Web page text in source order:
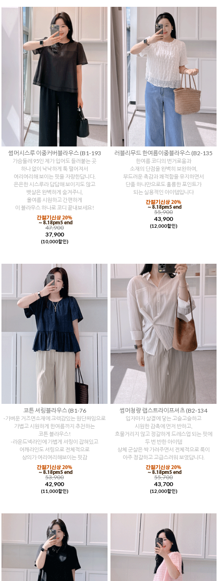
썸머시스루 이중커버블라우스 (B1-193
가슴둘레 95인 제가 입어도 들러붙는 곳
하나 없이 낙낙하게 툭 떨어져서
여리여리해 보이는 핏을 자랑한답니다.
은은한 시스루라 답답해 보이지도 않고
뱃살은 완벽하게 숨겨주니,
올여름 시원하고 간편하게
이 블라우스 하나로 코디 끝내보세요!
47,900
37,900
(10,000할인)
러블리무드 한여름이중블라우스 (B2-135
한여름 코디의 번거로움과
소재의 단점을 완벽히 보완하여,
부드러운 촉감과 쾌적함을 유지하면서
단품 하나만으로도 훌륭한 포인트가
되는 실용적인 아이템입니다
55,900
43,900
(12,000할인)
코튼 셔링블라우스 (B1-76
-가벼운 거즈면소재에 크렉감있는 원단짜임으로
가볍고 시원하게 한여름까지 추천하는
코튼 블라우스!
-라운드넥라인에 가볍게 셔링이 잡혀있고
어깨라인도 셔링으로 전체적으로
상의가 여리여리해보이는 핏감
53,900
42,900
(11,000할인)
썸머청량 랩스트라이프셔츠 (B2-134
입자마자 살결에 닿는 고슬고슬하고
시원한 감촉에 먼저 반하고,
흐물거리지 않고 정갈하게 드레스업 되는 핏에
두 번 반한 아이템
상체 군살은 싹 가려주면서 전체적으로 룩이
아주 정갈하고 고급스러워 보였답니다.
55,700
43,700
(12,000할인)